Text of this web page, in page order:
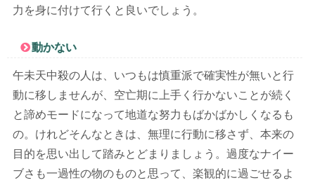
力を身に付けて行くと良いでしょう。
動かない
午未天中殺の人は、いつもは慎重派で確実性が無いと行
動に移しませんが、空亡期に上手く行かないことが続く
と諦めモードになって地道な努力もばかばかしくなるも
の。けれどそんなときは、無理に行動に移さず、本来の
目的を思い出して踏みとどまりましょう。過度なナイー
ブさも一過性の物のものと思って、楽観的に過ごせるよ